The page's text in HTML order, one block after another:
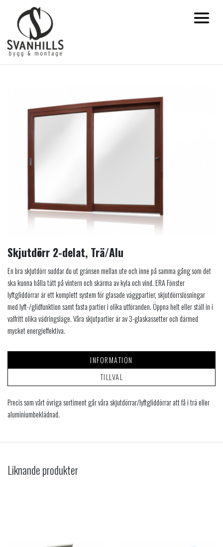
Skjutdörr 2-delat, Trä/Alu
En bra skjutdörr suddar du ut gränsen mellan ute och inne på samma gång som det
ska kunna hålla tätt på vintern och skärma av kyla och vind. ERA Fönster
lyftgliddörrar är ett komplett system för glasade väggpartier, skjutdörrslösningar
med lyft-/glidfunktion samt fasta partier i olika utföranden. Öppna helt eller ställ in i
valfritt olika vädringsläge. Våra skjutpartier är av 3-glaskassetter och därmed
mycket energieffektiva.
INFORMATION
TILLVAL
Precis som vårt övriga sortiment går våra skjutdörrar/lyftgliddörrar att få i trä eller
aluminiumbeklädnad.
Liknande produkter